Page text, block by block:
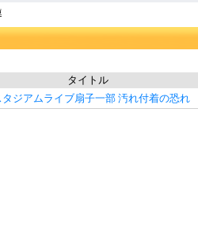
タイトル
ジアムライブ扇子一部 汚れ付着の恐れ